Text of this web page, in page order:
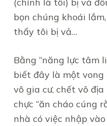
(chính là tôi) bị vả
bọn chúng khoái
thấy tôi bị vả…
Bằng “năng lực tâm
biết đây là một vong
vô gia cư, chết vô
chực “ăn cháo cúng
nhà có việc nhập